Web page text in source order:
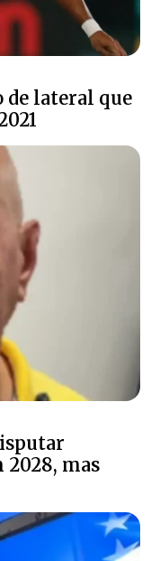
de lateral que
2028, mas